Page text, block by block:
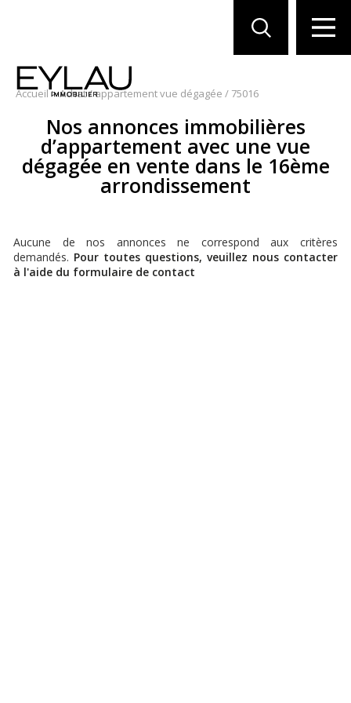
Accueil >Achat / appartement vue dégagée / 75016
Nos annonces immobilières
d’appartement avec une vue
dégagée en vente dans le 16ème
arrondissement
Aucune de nos annonces ne correspond aux critères
demandés. Pour toutes questions, veuillez nous contacter
à l'aide du formulaire de contact